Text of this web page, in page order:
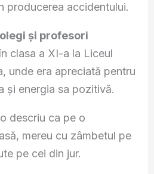
producerea accidentului.
și profesori
clasa a XI-a la Liceul
unde era apreciată pentru
și energia sa pozitivă.
descriu ca pe o
mereu cu zâmbetul pe
pe cei din jur.